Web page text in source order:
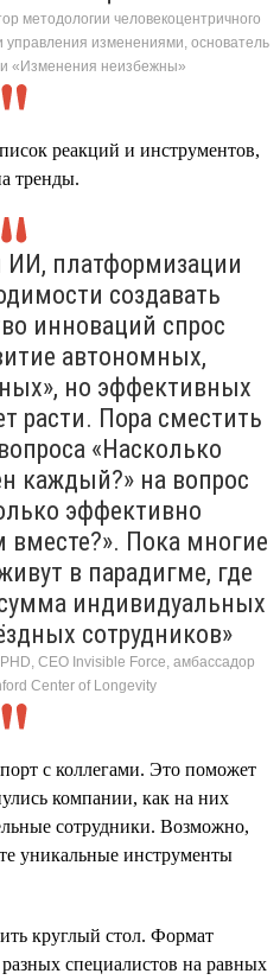
методологии человекоцентричного
управления изменениями, основатель
«Изменения неизбежны»
реакций и инструментов,
тренды.
ИИ, платформизации
создавать
инноваций спрос
автономных,
но эффективных
расти. Пора сместить
«Насколько
каждый?» на вопрос
эффективно
вместе?». Пока многие
в парадигме, где
индивидуальных
сотрудников»
CEO Invisible Force, амбассадор
Center of Longevity
с коллегами. Это поможет
компании, как на них
сотрудники. Возможно,
уникальные инструменты
круглый стол. Формат
специалистов на равных